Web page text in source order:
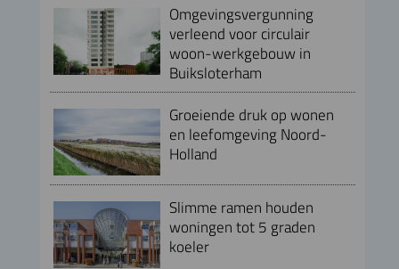
Omgevingsvergunning
verleend voor circulair
woon-werkgebouw in
Buiksloterham
Groeiende druk op wonen
en leefomgeving Noord-
Holland
Slimme ramen houden
woningen tot 5 graden
koeler